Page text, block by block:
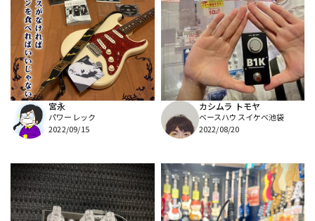
宮永
パワーレック
2022/09/15
カシムラ トモヤ
ベースハウスイケベ池袋
2022/08/20